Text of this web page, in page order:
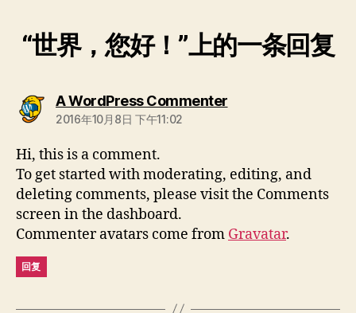
“世界，您好！”上的一条回复
A WordPress Commenter说：
2016年10月8日 下午11:02
Hi, this is a comment.
To get started with moderating, editing, and
deleting comments, please visit the Comments
screen in the dashboard.
Commenter avatars come from Gravatar.
回复